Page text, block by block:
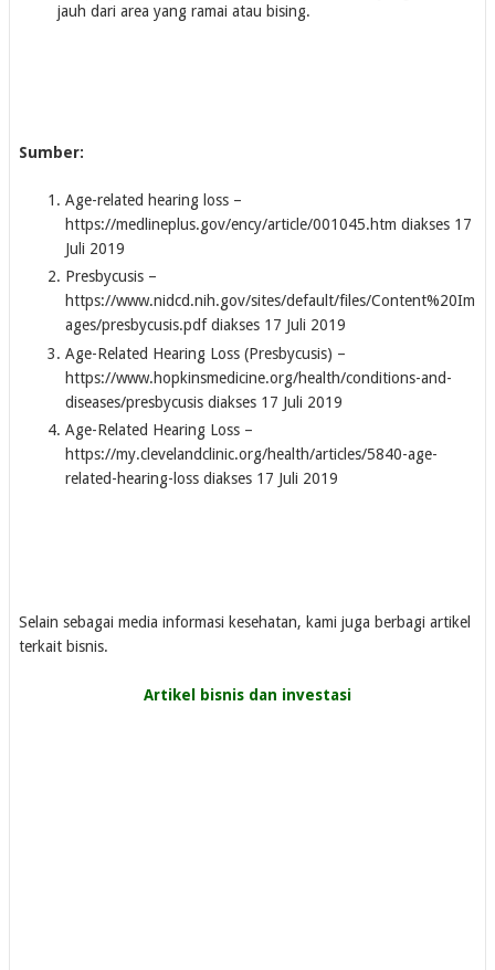
jauh dari area yang ramai atau bising.
Sumber:
Age-related hearing loss –
https://medlineplus.gov/ency/article/001045.htm diakses 17
Juli 2019
Presbycusis –
https://www.nidcd.nih.gov/sites/default/files/Content%20Im
ages/presbycusis.pdf diakses 17 Juli 2019
Age-Related Hearing Loss (Presbycusis) –
https://www.hopkinsmedicine.org/health/conditions-and-
diseases/presbycusis diakses 17 Juli 2019
Age-Related Hearing Loss –
https://my.clevelandclinic.org/health/articles/5840-age-
related-hearing-loss diakses 17 Juli 2019
Selain sebagai media informasi kesehatan, kami juga berbagi artikel
terkait bisnis.
Artikel bisnis dan investasi